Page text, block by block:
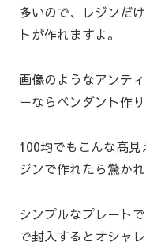
多いので、レジンだ
トが作れますよ。
画像のようなアンテ
ーならペンダント作
100均でもこんな高
ジンで作れたら驚か
シンプルなプレート
で封入するとオシャ